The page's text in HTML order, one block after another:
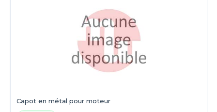
Capot en métal pour moteur